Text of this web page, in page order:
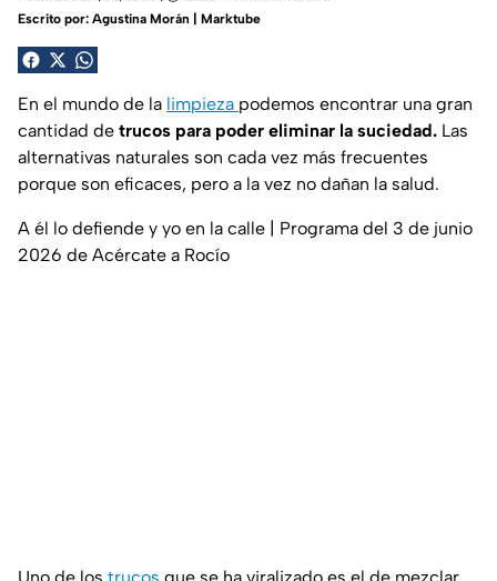
Escrito por: Agustina Morán | Marktube
En el mundo de la limpieza podemos encontrar una gran
cantidad de trucos para poder eliminar la suciedad. Las
alternativas naturales son cada vez más frecuentes
porque son eficaces, pero a la vez no dañan la salud.
A él lo defiende y yo en la calle | Programa del 3 de junio
2026 de Acércate a Rocío
Uno de los trucos que se ha viralizado es el de mezclar